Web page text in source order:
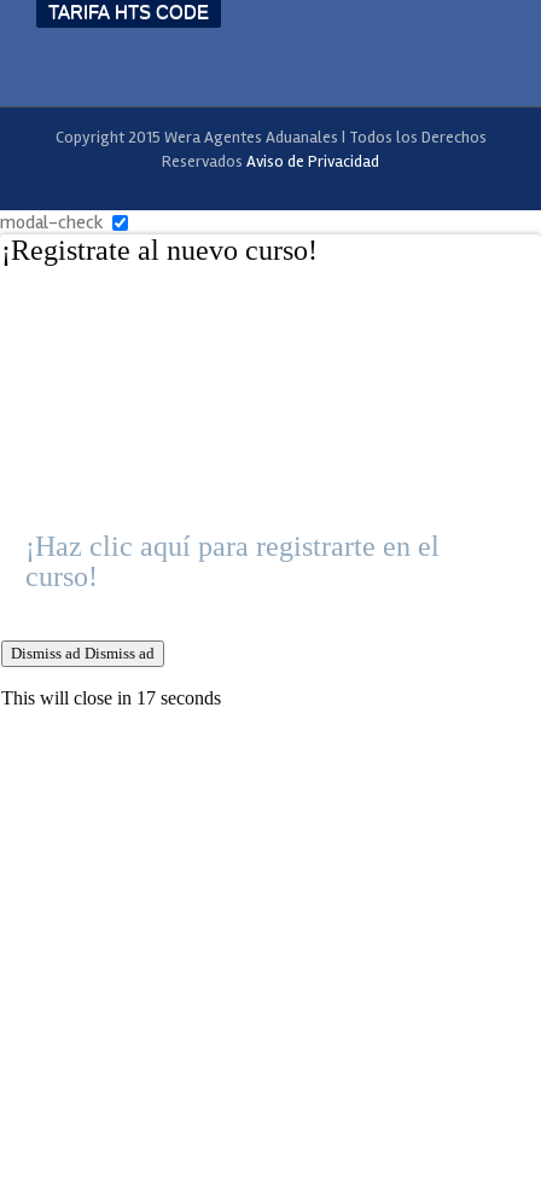
TARIFA HTS CODE
Copyright 2015 Wera Agentes Aduanales | Todos los Derechos
Reservados Aviso de Privacidad
modal-check
¡Registrate al nuevo curso!
¡Haz clic aquí para registrarte en el
curso!
Dismiss ad Dismiss ad
This will close in 17 seconds